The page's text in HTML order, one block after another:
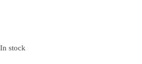
In stock